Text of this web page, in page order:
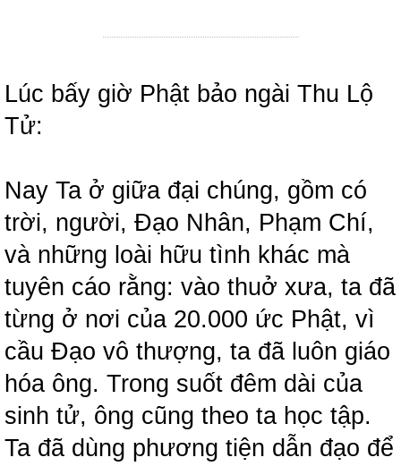
Lúc bấy giờ Phật bảo ngài Thu Lộ
Tử:
Nay Ta ở giữa đại chúng, gồm có
trời, người, Đạo Nhân, Phạm Chí,
và những loài hữu tình khác mà
tuyên cáo rằng: vào thuở xưa, ta đã
từng ở nơi của 20.000 ức Phật, vì
cầu Đạo vô thượng, ta đã luôn giáo
hóa ông. Trong suốt đêm dài của
sinh tử, ông cũng theo ta học tập.
Ta đã dùng phương tiện dẫn đạo để